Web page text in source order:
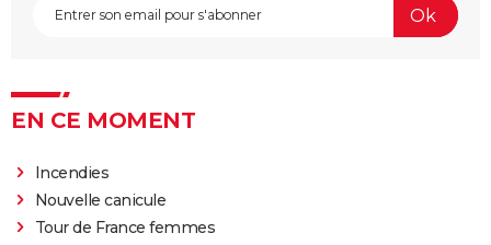
EN CE MOMENT
Incendies
Nouvelle canicule
Tour de France femmes